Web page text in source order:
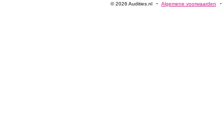
© 2026 Audities.nl Algemene voorwaarden